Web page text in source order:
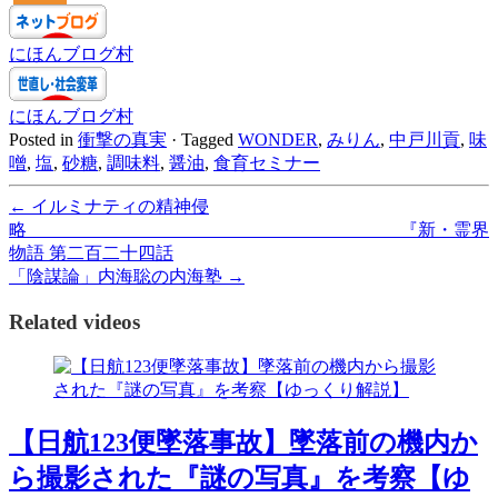
にほんブログ村
にほんブログ村
Posted in 衝撃の真実 · Tagged WONDER, みりん, 中戸川貢, 味
噌, 塩, 砂糖, 調味料, 醤油, 食育セミナー
← イルミナティの精神侵
略 『新・霊界
物語 第二百二十四話
「陰謀論」内海聡の内海塾 →
Related videos
【日航123便墜落事故】墜落前の機内か
ら撮影された『謎の写真』を考察【ゆ